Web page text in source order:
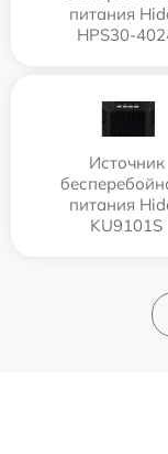
питания
HPS30-
Источник
питания
KU9101S